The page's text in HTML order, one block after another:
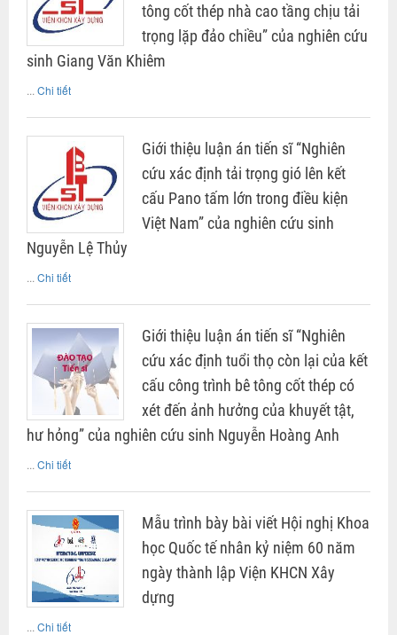
tông cốt thép nhà cao tầng chịu tải
trọng lặp đảo chiều” của nghiên cứu
sinh Giang Văn Khiêm
... Chi tiết
Giới thiệu luận án tiến sĩ “Nghiên
cứu xác định tải trọng gió lên kết
cấu Pano tấm lớn trong điều kiện
Việt Nam” của nghiên cứu sinh
Nguyễn Lệ Thủy
... Chi tiết
Giới thiệu luận án tiến sĩ “Nghiên
cứu xác định tuổi thọ còn lại của kết
cấu công trình bê tông cốt thép có
xét đến ảnh hưởng của khuyết tật,
hư hỏng” của nghiên cứu sinh Nguyễn Hoàng Anh
... Chi tiết
Mẫu trình bày bài viết Hội nghị Khoa
học Quốc tế nhân kỷ niệm 60 năm
ngày thành lập Viện KHCN Xây
dựng
... Chi tiết